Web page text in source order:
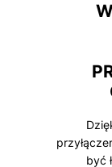
być